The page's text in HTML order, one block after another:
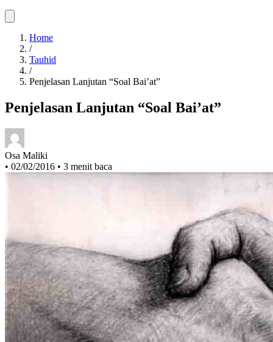
Home
/
Tauhid
/
Penjelasan Lanjutan “Soal Bai’at”
Osa Maliki
02/02/2016• 3 menit baca